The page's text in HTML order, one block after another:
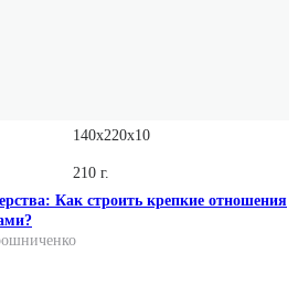
140x220x10
210 г.
Как строить крепкие отношения